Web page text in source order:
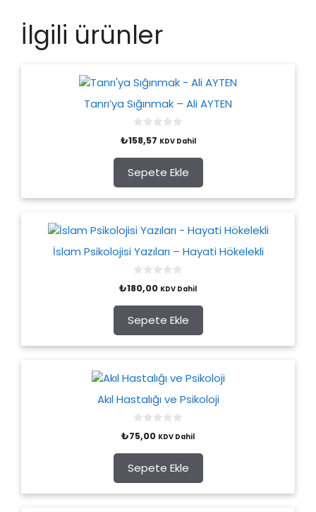
İlgili ürünler
Tanrı’ya Sığınmak – Ali AYTEN
0
o
t
o
f
5
₺158,57 KDV Dahil
Sepete Ekle
İslam Psikolojisi Yazıları – Hayati Hökelekli
o
t
o
f
5
₺180,00 KDV Dahil
Sepete Ekle
Akıl Hastalığı ve Psikoloji
o
t
o
f
5
₺75,00 KDV Dahil
Sepete Ekle